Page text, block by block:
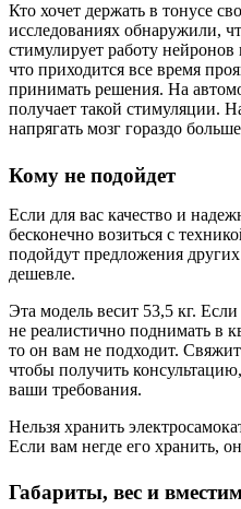
Кто хочет держать в тонусе
исследованиях обнаружили,
стимулирует работу
что приходится все время
принимать решения. На
получает такой стимуляции.
напрягать мозг гораздо
Кому не подойдет
Если для вас качество и
бесконечно возиться с
подойдут предложения
дешевле.
Эта модель весит 53,5 кг.
не реалистично поднимать в
то он вам не подходит.
чтобы получить
ваши требования.
Нельзя хранить
Если вам негде его хранить,
Габариты, вес и